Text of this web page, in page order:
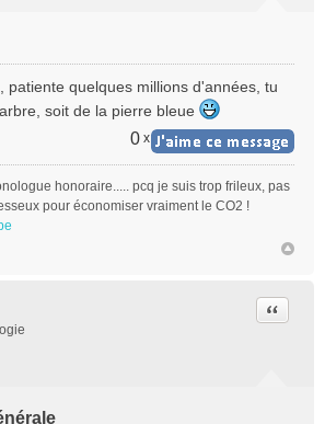
patiente quelques millions d'années, tu
soit de la pierre bleue
0 x
honoraire..... pcq je suis trop frileux, pas
pour économiser vraiment le CO2 !
Citer